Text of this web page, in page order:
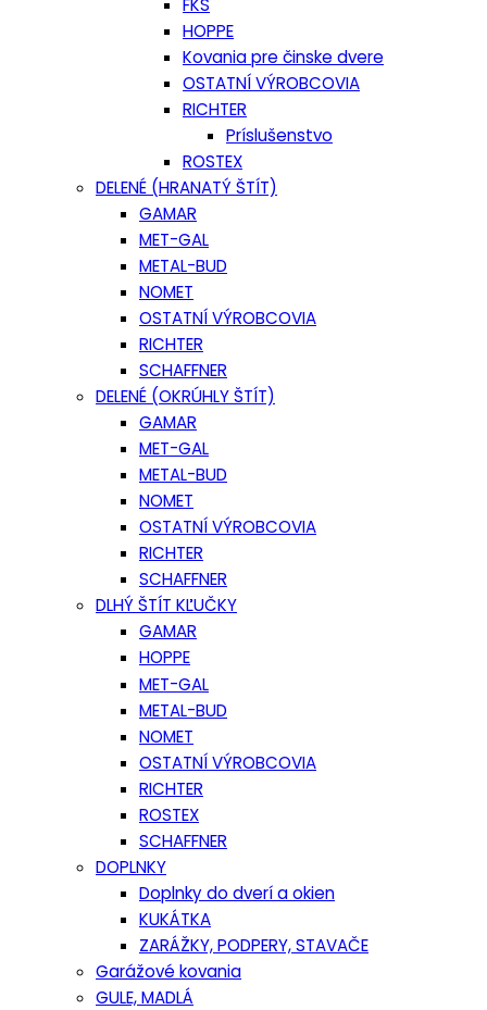
FKS
HOPPE
Kovania pre činske dvere
OSTATNÍ VÝROBCOVIA
RICHTER
Príslušenstvo
ROSTEX
DELENÉ (HRANATÝ ŠTÍT)
GAMAR
MET-GAL
METAL-BUD
NOMET
OSTATNÍ VÝROBCOVIA
RICHTER
SCHAFFNER
DELENÉ (OKRÚHLY ŠTÍT)
GAMAR
MET-GAL
METAL-BUD
NOMET
OSTATNÍ VÝROBCOVIA
RICHTER
SCHAFFNER
DLHÝ ŠTÍT KĽUČKY
GAMAR
HOPPE
MET-GAL
METAL-BUD
NOMET
OSTATNÍ VÝROBCOVIA
RICHTER
ROSTEX
SCHAFFNER
DOPLNKY
Doplnky do dverí a okien
KUKÁTKA
ZARÁŽKY, PODPERY, STAVAČE
Garážové kovania
GULE, MADLÁ